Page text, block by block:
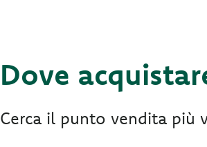
Dove
Cerca il punto vendita più